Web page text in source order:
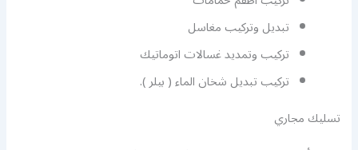
تبديل وتركيب مغاسل
تركيب وتمديد غسالات اتوماتيك
تركيب تبديل شخان الماء ( بيلر ).
تسليك مجاري